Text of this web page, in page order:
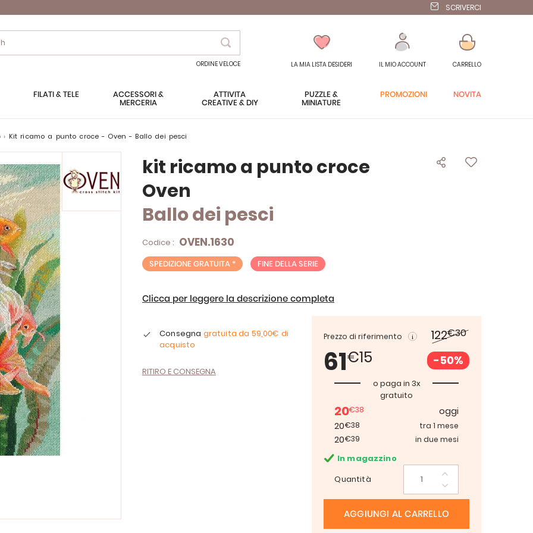
SCRIVERCI
Search
ORDINE VELOCE LA MIA LISTA DESIDERI IL MIO ACCOUNT CARRELLO
FILATI & TELE
ACCESSORI &
MERCERIA
ATTIVITÀ
CREATIVE & DIY
PUZZLE &
MINIATURE
PROMOZIONI NOVITÀ
kit ricamo a punto croce - Oven - Ballo dei pesci
kit ricamo a punto croce
Oven
Ballo dei pesci
Codice : OVEN.1630
SPEDIZIONE GRATUITA * FINE DELLA SERIE
Clicca per leggere la descrizione completa
Prezzo di riferimento 122€30
61€15 -50%
o paga in 3x
gratuito
20€38
oggi
20€38 tra 1 mese
20€39 in due mesi
In magazzino
Quantità
AGGIUNGI AL CARRELLO
Consegna gratuita da 59,00€ di
acquisto
RITIRO E CONSEGNA